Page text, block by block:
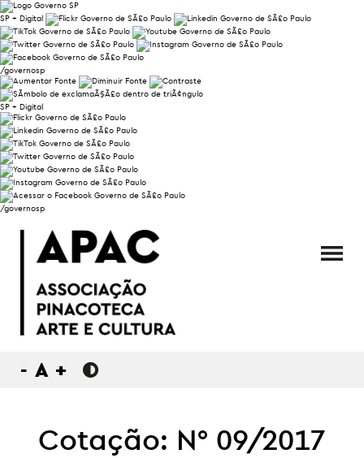
SP + Digital
/governosp
SP + Digital
/governosp
- A +
Cotação: N° 09/2017